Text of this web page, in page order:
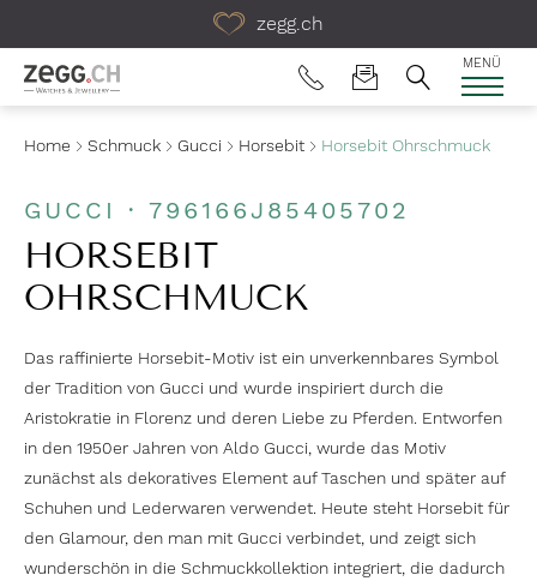
zegg.ch
MENÜ
Home Schmuck Gucci Horsebit Horsebit Ohrschmuck
GUCCI · 796166J85405702
HORSEBIT
OHRSCHMUCK
Das raffinierte Horsebit-Motiv ist ein unverkennbares Symbol
der Tradition von Gucci und wurde inspiriert durch die
Aristokratie in Florenz und deren Liebe zu Pferden. Entworfen
in den 1950er Jahren von Aldo Gucci, wurde das Motiv
zunächst als dekoratives Element auf Taschen und später auf
Schuhen und Lederwaren verwendet. Heute steht Horsebit für
den Glamour, den man mit Gucci verbindet, und zeigt sich
wunderschön in die Schmuckkollektion integriert, die dadurch